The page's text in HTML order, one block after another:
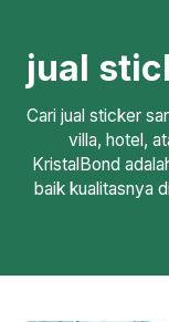
content
jual
Cari jual sticker
villa, hotel,
KristalBond
baik kualitasnya